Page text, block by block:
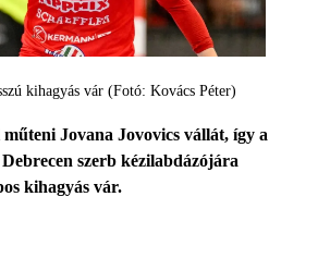
kihagyás vár (Fotó: Kovács Péter)
Jovana Jovovics vállát, így a
szerb kézilabdázójára
kihagyás vár.